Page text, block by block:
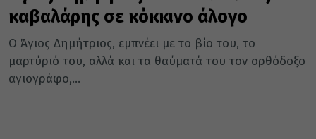
καβαλάρης σε κόκκινο άλογο
Ο Άγιος Δημήτριος, εμπνέει με το βίο του, το
μαρτύριό του, αλλά και τα θαύματά του τον ορθόδοξο
αγιογράφο,...